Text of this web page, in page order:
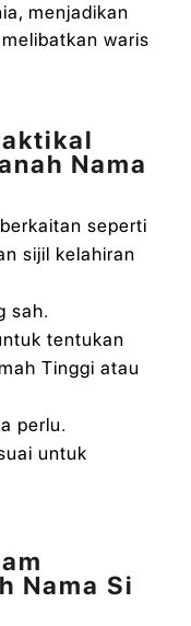
menjadikan
waris
Nama
seperti
sijil kelahiran
sah.
tentukan
Tinggi atau
perlu.
untuk
Nama Si